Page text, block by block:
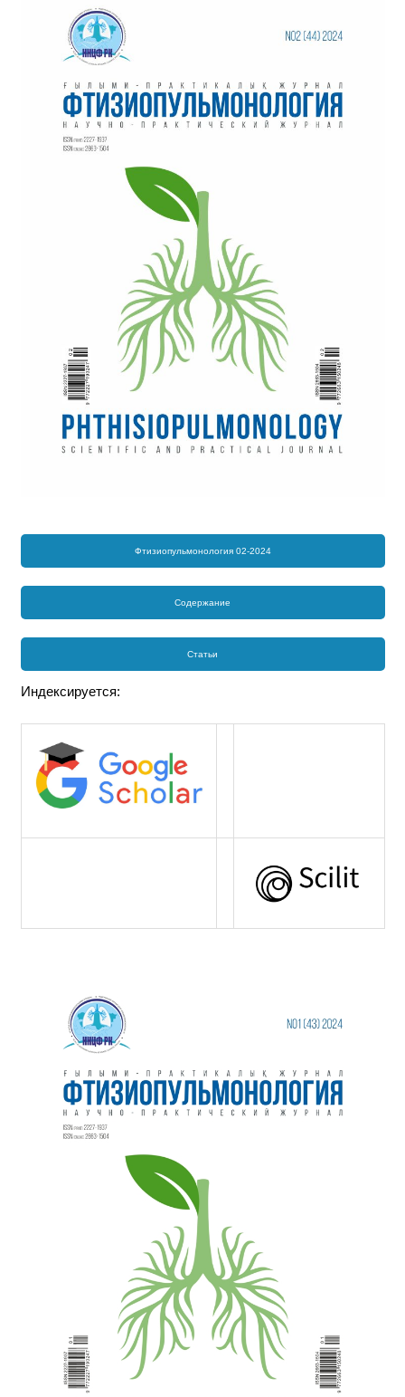
Фтизиопульмонология 02-2024
Содержание
Статьи
Индексируется: